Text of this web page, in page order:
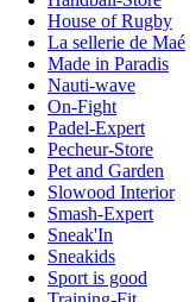
House of Rugby
La sellerie de Maé
Made in Paradis
Nauti-wave
On-Fight
Padel-Expert
Pecheur-Store
Pet and Garden
Slowood Interior
Smash-Expert
Sneak'In
Sneakids
Sport is good